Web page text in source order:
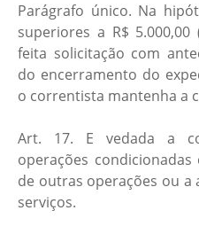
Parágrafo único. Na
superiores a R$
feita solicitação com
do encerramento do
o correntista mantenha a
Art. 17. E vedada a
operações
de outras operações ou a
serviços.